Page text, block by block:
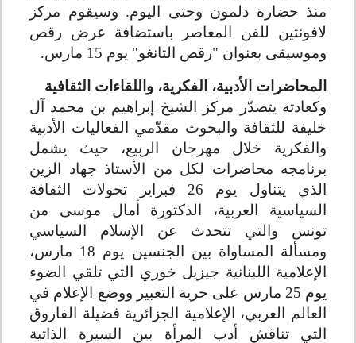
منذ حضارة دلمون وحتى اليوم. وسيقوم مركز
لافونتين للفن المعاصر باستضافة عرض رقص
وموسيقى بعنوان "رقص التانغو" يوم 15 مارس
.
المحاضرات الأدبية، الفكرية، واللقاءات الثقافية
وكعادته يتصدّر مركز الشيخ إبراهيم بن محمد آل
خليفة للثقافة والبحوث مقدّمي الفعاليات الأدبية
والفكرية خلال مهرجان الربيع، حيث يشمل
برنامجه محاضرات لكل من الأستاذ جهاد الزين
الذي يتناول يوم 26 فبراير تحولات الثقافة
السياسية العربية، الدكتورة أمال موسى من
تونس والتي تتحدث عن الإسلام السياسي
ومسألة المساواة بين الجنسين يوم 18 مارس،
الإعلامية اللبنانية جيزيل خوري التي تلقي الضوء
يوم 25 مارس على حرية التعبير ووضع الإعلام في
العالم العربي، الإعلامية الجزائرية فضيلة الفاروق
التي تناقش أدب المرأة بين السيرة الذاتية